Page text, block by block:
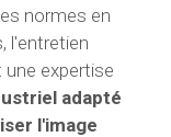
normes en
l'entretien
expertise
adapté
l'image